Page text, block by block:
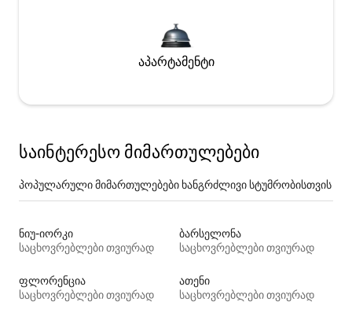
აპარტამენტი
საინტერესო მიმართულებები
პოპულარული მიმართულებები ხანგრძლივი სტუმრობისთვის
ნიუ-იორკი
საცხოვრებლები თვიურად
ბარსელონა
საცხოვრებლები თვიურად
ფლორენცია
საცხოვრებლები თვიურად
ათენი
საცხოვრებლები თვიურად